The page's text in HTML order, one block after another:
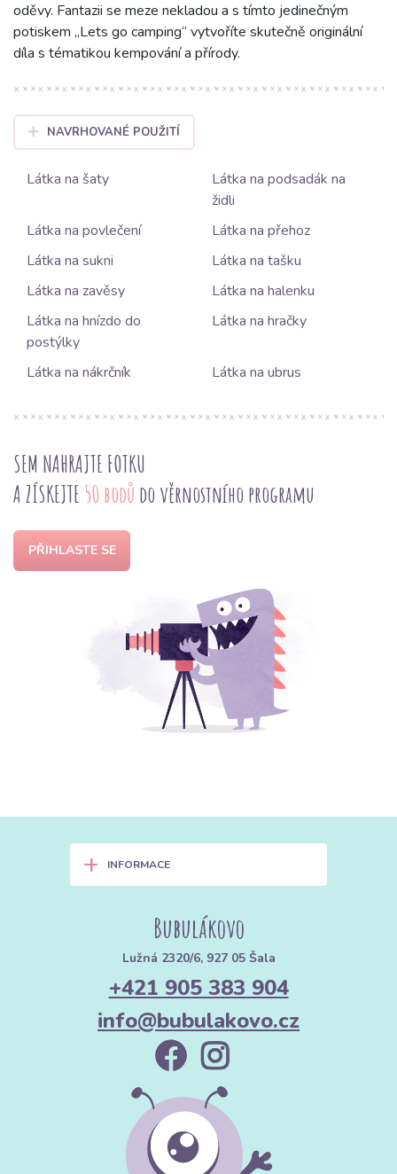
oděvy. Fantazii se meze nekladou a s tímto jedinečným
potiskem „Lets go camping“ vytvoříte skutečně originální
díla s tématikou kempování a přírody.
NAVRHOVANÉ POUŽITÍ
Látka na šaty
Látka na podsadák na
židli
Látka na povlečení
Látka na přehoz
Látka na sukni
Látka na tašku
Látka na zavěsy
Látka na halenku
Látka na hnízdo do
postýlky
Látka na hračky
Látka na nákrčník Látka na ubrus
SEM NAHRAJTE FOTKU
A ZÍSKEJTE 50 bodů do věrnostního programu
PŘIHLASTE SE
+ INFORMACE
Bubulákovo
Lužná 2320/6, 927 05 Šala
+421 905 383 904
info@bubulakovo.cz